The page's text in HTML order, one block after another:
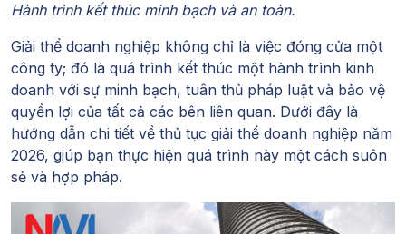
Hành trình kết thúc minh bạch và an toàn.
Giải thể doanh nghiệp không chỉ là việc đóng cửa một
công ty; đó là quá trình kết thúc một hành trình kinh
doanh với sự minh bạch, tuân thủ pháp luật và bảo vệ
quyền lợi của tất cả các bên liên quan. Dưới đây là
hướng dẫn chi tiết về thủ tục giải thể doanh nghiệp năm
2026, giúp bạn thực hiện quá trình này một cách suôn
sẻ và hợp pháp.